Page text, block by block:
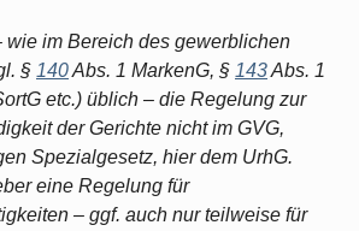
wie im Bereich des gewerblichen
§ 140Abs. 1 MarkenG, § 143Abs. 1
etc.) üblich – die Regelung zur
der Gerichte nicht im GVG,
Spezialgesetz, hier dem UrhG.
eine Regelung für
– ggf. auch nur teilweise für